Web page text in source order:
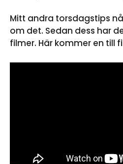
Mitt andra torsdagstips
om det. Sedan dess har
filmer. Här kommer en till